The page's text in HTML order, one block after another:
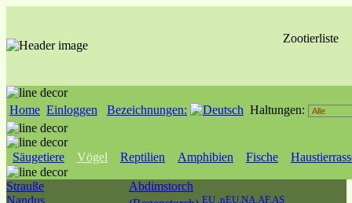
Zootierliste
Home Einloggen Bezeichnungen: Haltungen:
Säugetiere Vögel Reptilien Amphibien Fische
Strauße
Nandus
Abdimstorch
EU ,nEU,NA,AF,AS